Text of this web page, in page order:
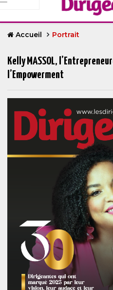
Accueil Portrait
Kelly MASSOL,
l’Empowerment